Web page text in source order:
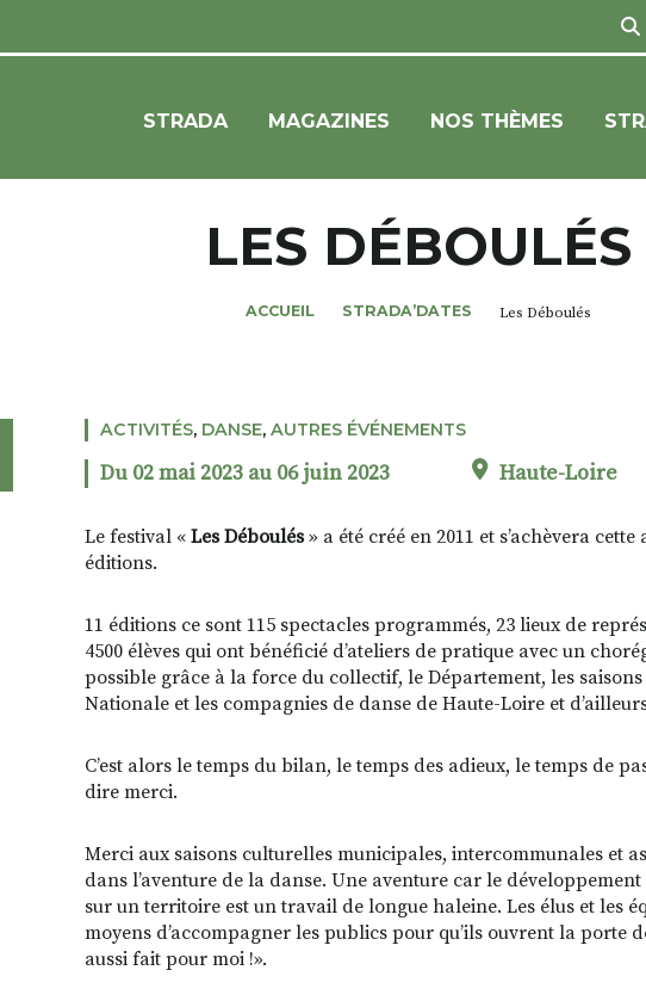
STRADA MAGAZINES NOS THÈMES
LES DÉBOULÉS
ACCUEIL STRADA’DATES Les Déboulés
ACTIVITÉS, DANSE, AUTRES ÉVÉNEMENTS
Du 02 mai 2023 au 06 juin 2023 Haute-Loire
Le festival « Les Déboulés» a été créé en 2011 et s’achèvera
éditions.
11 éditions ce sont 115 spectacles programmés, 23 lieux de
4500 élèves qui ont bénéficié d’ateliers de pratique avec un
possible grâce à la force du collectif, le Département, les
Nationale et les compagnies de danse de Haute-Loire et
C’est alors le temps du bilan, le temps des adieux, le temps de
dire merci.
Merci aux saisons culturelles municipales, intercommunales et
dans l’aventure de la danse. Une aventure car le
sur un territoire est un travail de longue haleine. Les élus et les
moyens d’accompagner les publics pour qu’ils ouvrent la porte
aussi fait pour moi !».